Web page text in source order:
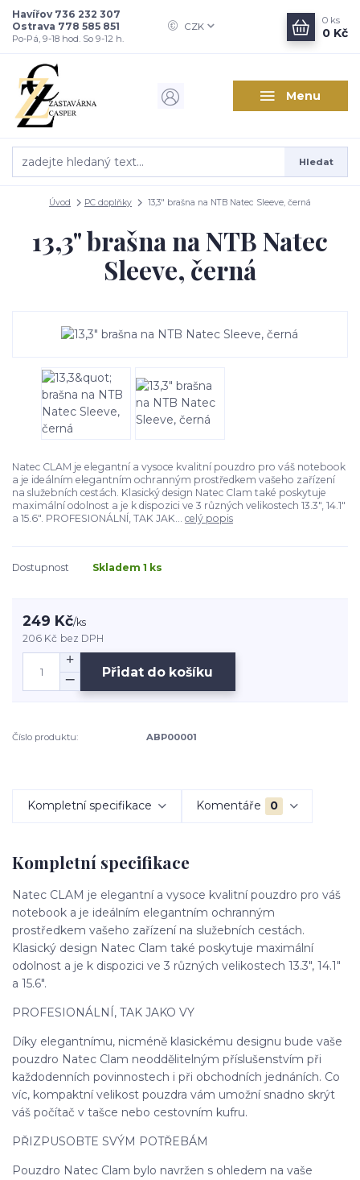
Menu
CZK
Hledat
Havířov 736 232 307
Ostrava 778 585 851
Po-Pá, 9-18 hod. So 9-12 h.
0 ks
0 Kč
Úvod PC doplňky 13,3" brašna na NTB Natec Sleeve, černá
13,3" brašna na NTB Natec
Sleeve, černá
Natec CLAM je elegantní a vysoce kvalitní pouzdro pro váš notebook
a je ideálním elegantním ochranným prostředkem vašeho zařízení
na služebních cestách. Klasický design Natec Clam také poskytuje
maximální odolnost a je k dispozici ve 3 různých velikostech 13.3", 14.1"
a 15.6". PROFESIONÁLNÍ, TAK JAK... celý popis
Dostupnost Skladem 1 ks
249 Kč/ks
206 Kč bez DPH
Přidat do košíku
Číslo produktu: ABP00001
Kompletní specifikace Komentáře 0
Kompletní specifikace
Natec CLAM je elegantní a vysoce kvalitní pouzdro pro váš
notebook a je ideálním elegantním ochranným
prostředkem vašeho zařízení na služebních cestách.
Klasický design Natec Clam také poskytuje maximální
odolnost a je k dispozici ve 3 různých velikostech 13.3", 14.1"
a 15.6".
PROFESIONÁLNÍ, TAK JAKO VY
Díky elegantnímu, nicméně klasickému designu bude vaše
pouzdro Natec Clam neoddělitelným příslušenstvím při
každodenních povinnostech i při obchodních jednáních. Co
víc, kompaktní velikost pouzdra vám umožní snadno skrýt
váš počítač v tašce nebo cestovním kufru.
PŘIZPUSOBTE SVÝM POTŘEBÁM
Pouzdro Natec Clam bylo navržen s ohledem na vaše